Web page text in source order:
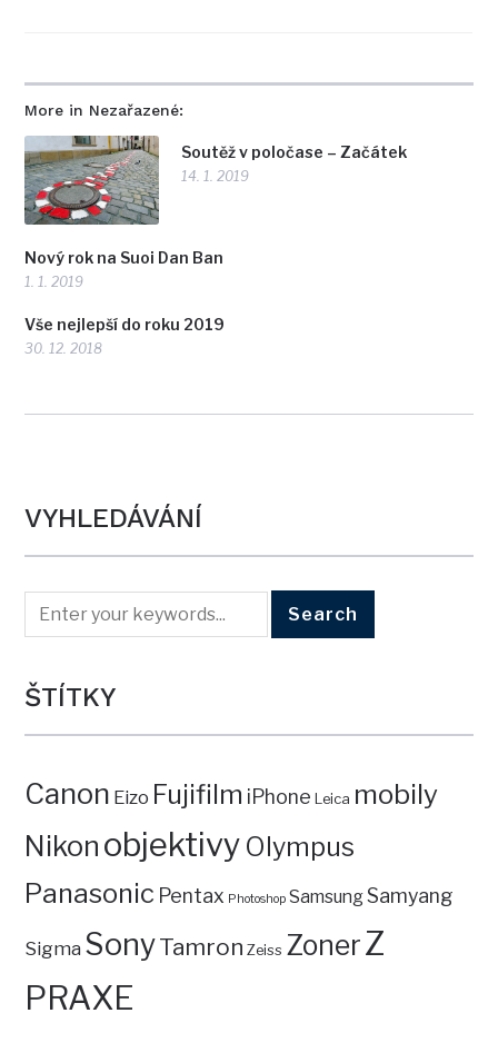
More in Nezařazené:
Soutěž v poločase – Začátek
14. 1. 2019
Nový rok na Suoi Dan Ban
1. 1. 2019
Vše nejlepší do roku 2019
30. 12. 2018
VYHLEDÁVÁNÍ
ŠTÍTKY
Canon Eizo Fujifilm iPhone Leica mobily
Nikon objektivy Olympus
Panasonic Pentax Photoshop SamsungSamyang
Sigma SonyTamron Zeiss ZonerZ
PRAXE